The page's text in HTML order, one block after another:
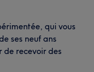
qui vous
ses neuf ans
de recevoir des